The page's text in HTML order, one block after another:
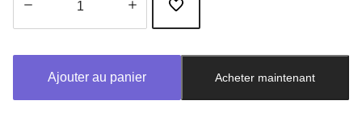
à
Ajouter au panier Acheter maintenant